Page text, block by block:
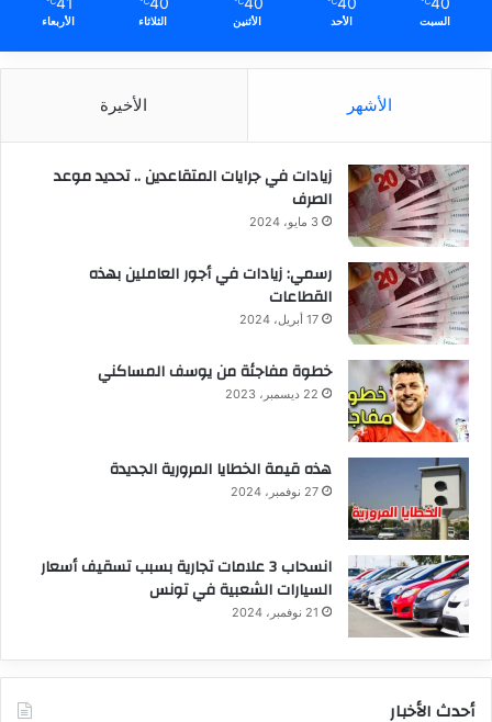
السبت الأحد الأثنين الثلاثاء الأربعاء
الأشهر الأخيرة
زيادات في جرايات المتقاعدين .. تحديد موعد
الصرف
3 مايو، 2024
رسمي: زيادات في أجور العاملين بهذه
القطاعات
17 أبريل، 2024
خطوة مفاجئة من يوسف المساكني
22 ديسمبر، 2023
هذه قيمة الخطايا المرورية الجديدة
27 نوفمبر، 2024
انسحاب 3 علامات تجارية بسبب تسقيف أسعار
السيارات الشعبية في تونس
21 نوفمبر، 2024
أحدث الأخبار